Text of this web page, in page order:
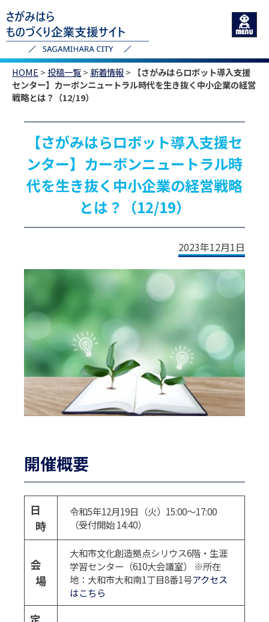
HOME >投稿一覧> 新着情報>
【さがみはらロボット導入支援
センター】カーボンニュートラル時代を生き抜く中小企業の経営
戦略とは？（12/19）
【さがみはらロボット導入支援セ
ンター】カーボンニュートラル時
代を生き抜く中小企業の経営戦略
とは？（12/19）
2023年12月1日
開催概要
日
時
令和5年12月19日（火）15:00～17:00
（受付開始 14:40）
会
場
大和市文化創造拠点シリウス6階・生涯
学習センター（610大会議室） ※所在
地：大和市大和南1丁目8番1号アクセス
はこちら